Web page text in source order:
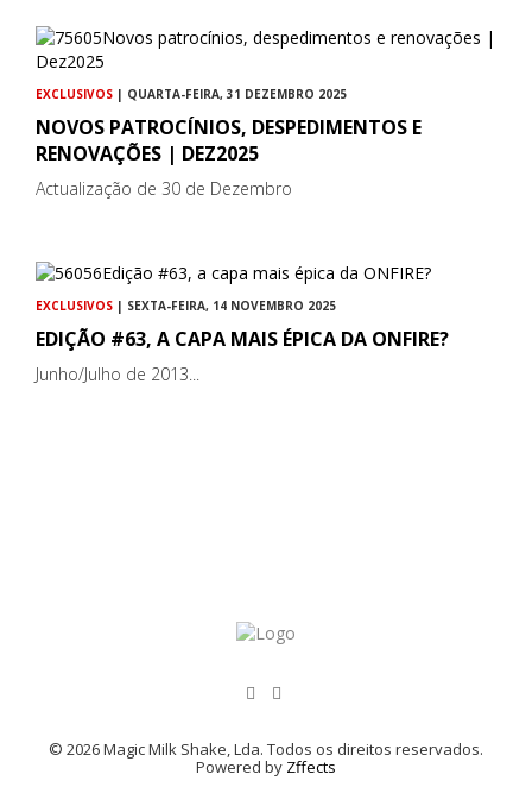
EXCLUSIVOS | QUARTA-FEIRA, 31 DEZEMBRO 2025
NOVOS PATROCÍNIOS, DESPEDIMENTOS E
RENOVAÇÕES | DEZ2025
Actualização de 30 de Dezembro
EXCLUSIVOS | SEXTA-FEIRA, 14 NOVEMBRO 2025
EDIÇÃO #63, A CAPA MAIS ÉPICA DA ONFIRE?
Junho/Julho de 2013...
© 2026 Magic Milk Shake, Lda. Todos os direitos reservados.
Powered by Zffects